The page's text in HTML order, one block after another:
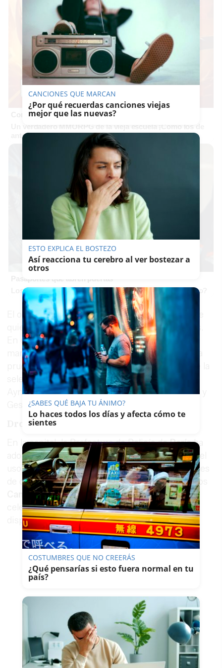
Corepunk MMORPG
Un verdadero MMORPG de la vieja escuela ¡Cómo los de
antes, pero mejor!
Pasaportes que abren puertas
Los pasaportes más poderosos del mundo, ¿está el tuyo?
El objetivo de las autoridades francesas es, gane
quien gane, minimizar al máximo los incidentes.
En el país vive casi un millón de ciudadanos
marroquíes y el encuentro de esta noche es una
prueba de convivencia. Hasta seis jugadores de la
selección africana (Issa Diop, Neil
Aynoui, Redouane Halhal, El Mourabet, Bouaddi y
Gessime Yassine) han nacido en Francia.
Drones y prohibiciones
En la capital, la Prefectura de Policía deParísha
adoptado medidas especiales de vigilancia con el
uso de drones para detectar posibles alteraciones
de orden público en las principales avenidas. Los
Campos Elíseos, lugar habitual de muchas
celebraciones deportivas, contará con un
dispositivo especial.
CANCIONES QUE MARCAN
¿Por qué recuerdas canciones viejas
mejor que las nuevas?
ESTO EXPLICA EL BOSTEZO
Así reacciona tu cerebro al ver bostezar a
otros
¿SABES QUÉ BAJA TU ÁNIMO?
Lo haces todos los días y afecta cómo te
sientes
COSTUMBRES QUE NO CREERÁS
¿Qué pensarías si esto fuera normal en tu
país?